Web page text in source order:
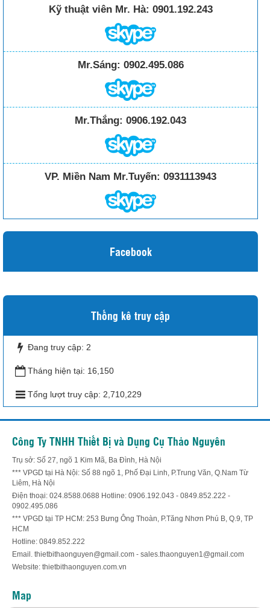
Kỹ thuật viên Mr. Hà: 0901.192.243
Mr.Sáng: 0902.495.086
Mr.Thắng: 0906.192.043
VP. Miền Nam Mr.Tuyến: 0931113943
Facebook
Thống kê truy cập
Đang truy cập: 2
Tháng hiện tại: 16,150
Tổng lượt truy cập: 2,710,229
Công Ty TNHH Thiết Bị và Dụng Cụ Thảo Nguyên
Trụ sở: Số 27, ngõ 1 Kim Mã, Ba Đình, Hà Nội
*** VPGD tại Hà Nội: Số 88 ngõ 1, Phố Đại Linh, P.Trung Văn, Q.Nam Từ
Liêm, Hà Nội
Điện thoại: 024.8588.0688 Hotline: 0906.192.043 - 0849.852.222 -
0902.495.086
*** VPGD tại TP HCM: 253 Bưng Ông Thoàn, P.Tăng Nhơn Phú B, Q.9, TP
HCM
Hotline: 0849.852.222
Email. thietbithaonguyen@gmail.com - sales.thaonguyen1@gmail.com
Website: thietbithaonguyen.com.vn
Map